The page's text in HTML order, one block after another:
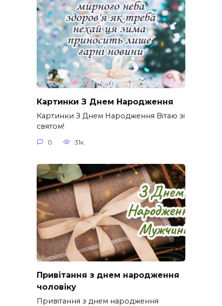
Картинки З Днем Народження
Картинки З Днем Народження Вітаю зі
святом!
0 31к.
Привітання з днем народження
чоловіку
Привітання з днем народження